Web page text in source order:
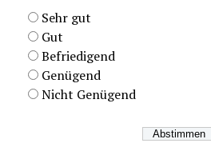
Sehr gut
Gut
Befriedigend
Genügend
Nicht Genügend